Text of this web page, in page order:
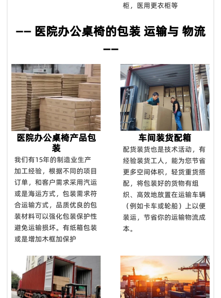
柜，医用更衣柜等
—— 医院办公桌椅的包装 运输与 物流
——
医院办公桌椅产品包
装
我们有15年的制造业生产
加工经验，根据不同的项目
订单，和客户需求采用汽运
或是海运方式，包装需求符
合运输方式，品质优良的包
装材料可以强化包装保护性
避免运输损坏。有纸箱包装
或是增加木框加保护
车间装货配箱
配货装货也是技术活动，有
经验装货工人，能为您节省
更多空间体积，轻货重货搭
配，将包装好的货物有组
织、高效地放置在运输车辆
（例如卡车或轮船）上以便
装运，节省你的运输物流成
本。